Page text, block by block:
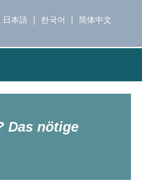
日本語 한국어 简体中文
Das nötige